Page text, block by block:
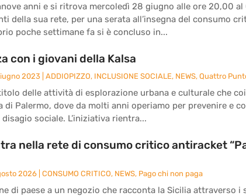
anni e si ritrova mercoledì 28 giugno alle ore 20,00 al
della sua rete, per una serata all’insegna del consumo
poche settimane fa si è concluso in...
con i giovani della Kalsa
2023 ADDIOPIZZO, INCLUSIONE SOCIALE, NEWS, Quattro
delle attività di esplorazione urbana e culturale che
di Palermo, dove da molti anni operiamo per prevenire e
sociale. L’iniziativa rientra...
nella rete di consumo critico antiracket
2026 CONSUMO CRITICO, NEWS, Pago chi non paga
di paese a un negozio che racconta la Sicilia attraverso